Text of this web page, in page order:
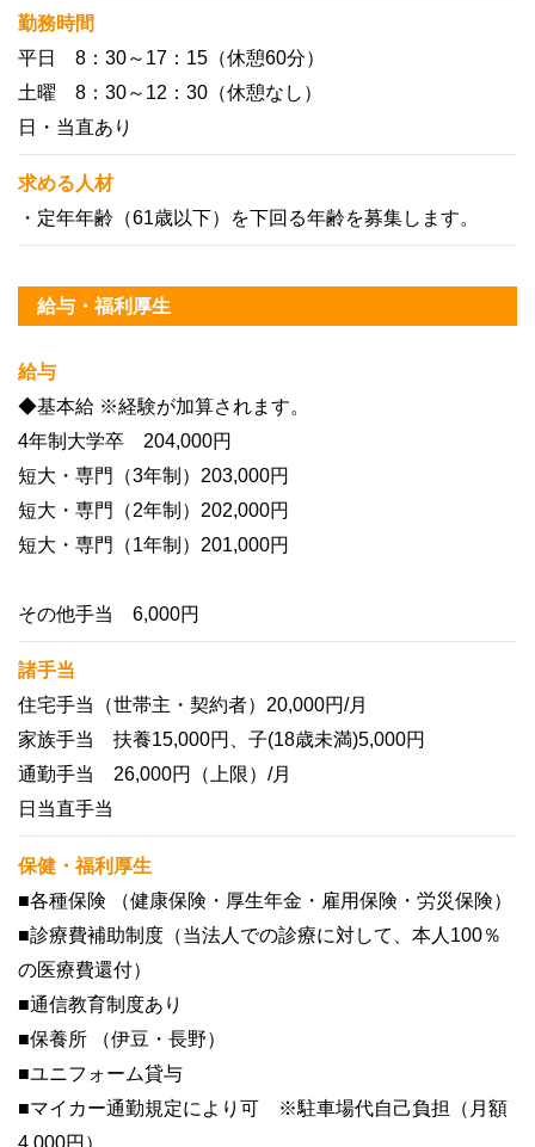
勤務時間
平日 8：30～17：15（休憩60分）
土曜 8：30～12：30（休憩なし）
日・当直あり
求める人材
・定年年齢（61歳以下）を下回る年齢を募集します。
給与・福利厚生
給与
◆基本給 ※経験が加算されます。
4年制大学卒 204,000円
短大・専門（3年制）203,000円
短大・専門（2年制）202,000円
短大・専門（1年制）201,000円
その他手当 6,000円
諸手当
住宅手当（世帯主・契約者）20,000円/月
家族手当 扶養15,000円、子(18歳未満)5,000円
通勤手当 26,000円（上限）/月
日当直手当
保健・福利厚生
■各種保険 （健康保険・厚生年金・雇用保険・労災保険）
■診療費補助制度（当法人での診療に対して、本人100％
の医療費還付）
■通信教育制度あり
■保養所 （伊豆・長野）
■ユニフォーム貸与
■マイカー通勤規定により可 ※駐車場代自己負担（月額
4,000円）